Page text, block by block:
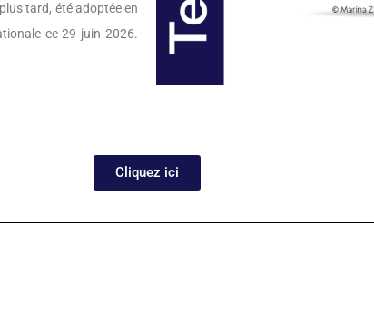
tard, été adoptée en
ce 29 juin 2026.
Cliquez ici